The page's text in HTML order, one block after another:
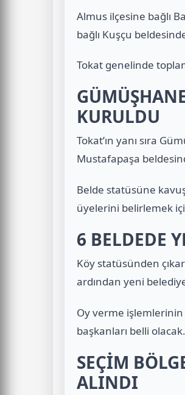
Almus ilçesine bağlı
bağlı Kuşçu
Tokat genelinde
KURULDU
Tokat’ın yanı sıra
Mustafapaşa
Belde statüsüne
üyelerini belirlemek
6 BELDEDE
Köy statüsünden
ardından yeni
Oy verme
başkanları belli olacak.
SEÇİM
ALINDI